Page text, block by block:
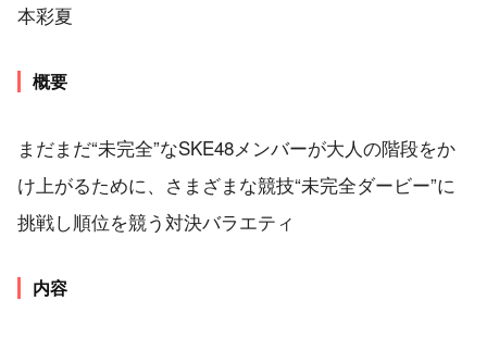
本彩夏
概要
まだまだ“未完全”なSKE48メンバーが大人の階段をか
け上がるために、さまざまな競技“未完全ダービー”に
挑戦し順位を競う対決バラエティ
内容